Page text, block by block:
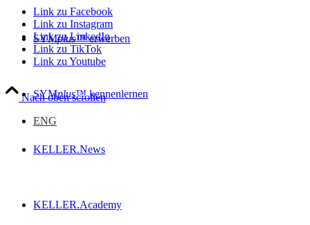
SYMplus™ erwerben
SYMplus™ kennenlernen
KELLER.News
KELLER.Academy
Link zu Facebook
Link zu Instagram
Link zu LinkedIn
Link zu TikTok
Link zu Youtube
Nach oben scrollen
ENG